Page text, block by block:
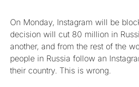
On Monday, Instagram will be
decision will cut 80 million in
another, and from the rest of the
people in Russia follow an
their country. This is wrong.